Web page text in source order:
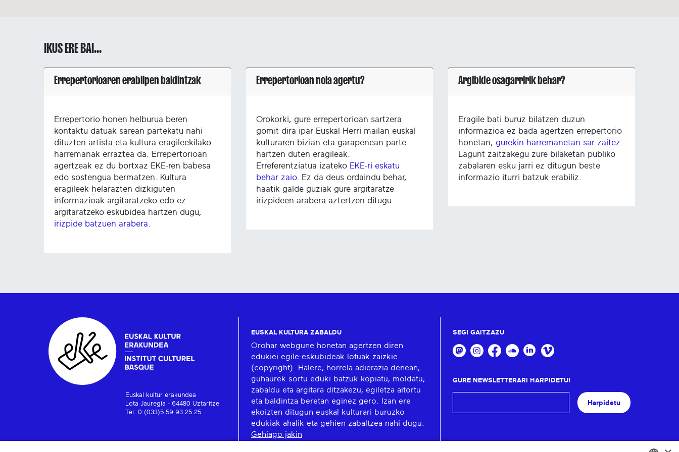
IKUS ERE BAI...
Errepertorioaren erabilpen baldintzak
Errepertorio honen helburua beren
kontaktu datuak sarean partekatu nahi
dituzten artista eta kultura eragileekilako
harremanak erraztea da. Errepertorioan
agertzeak ez du bortxaz EKE-ren babesa
edo sostengua bermatzen. Kultura
eragileek helarazten dizkiguten
informazioak argitaratzeko edo ez
argitaratzeko eskubidea hartzen dugu,
irizpide batzuen arabera
Errepertorioan nola agertu?
Orokorki, gure errepertorioan sartzera
gomit dira ipar Euskal Herri mailan euskal
kulturaren bizian eta garapenean parte
hartzen duten eragileak.
Erreferentziatua izateko EKE-ri eskatu
behar zaio. Ez da deus ordaindu behar,
haatik galde guziak gure argitaratze
irizpideen arabera aztertzen ditugu.
Argibide osagarririk behar?
Eragile bati buruz bilatzen duzun
informazioa ez bada agertzen errepertorio
honetan, gurekin harremanetan sar zaitez
Lagunt zaitzakegu zure bilaketan publiko
zabalaren esku jarri ez ditugun beste
informazio iturri batzuk erabiliz.
Euskal kultur erakundea
Lota Jauregia - 64480 Uztaritze
Tel: 0 (033)5 59 93 25 25
EUSKAL KULTURA ZABALDU
Orohar webgune honetan agertzen diren
edukiei egile-eskubideak lotuak zaizkie
(copyright). Halere, horrela adierazia denean,
guhaurek sortu eduki batzuk kopiatu, moldatu,
zabaldu eta argitara ditzakezu, egiletza aitortu
eta baldintza beretan eginez gero. Izan ere
ekoizten ditugun euskal kulturari buruzko
edukiak ahalik eta gehien zabaltzea nahi dugu.
Gehiago jakin
SEGI GAITZAZU
GURE NEWSLETTERARI HARPIDETU!
Harpidetu